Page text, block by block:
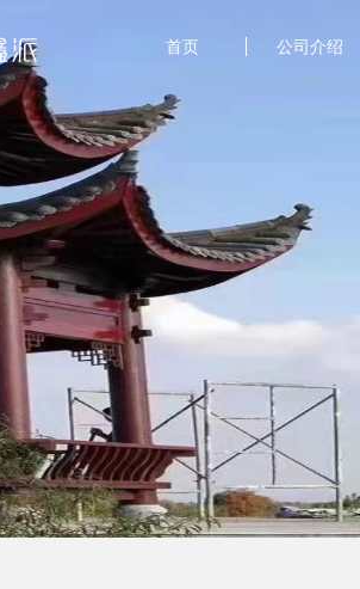
首页 公司介绍